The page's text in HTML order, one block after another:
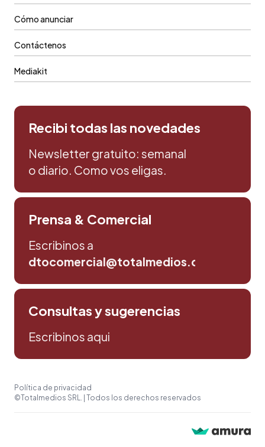
Cómo anunciar
Contáctenos
Mediakit
Recibi todas las novedades
Newsletter gratuito: semanal
o diario. Como vos eligas.
Prensa & Comercial
Escribinos a
dtocomercial@totalmedios.com
Consultas y sugerencias
Escribinos aqui
Política de privacidad
©Totalmedios SRL. | Todos los derechos reservados